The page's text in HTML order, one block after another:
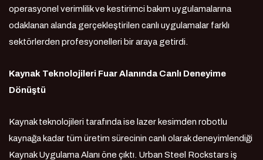
operasyonel verimlilik ve kestirimci bakım uygulamalarına
odaklanan alanda gerçekleştirilen canlı uygulamalar farklı
sektörlerden profesyonelleri bir araya getirdi.
Kaynak Teknolojileri Fuar Alanında Canlı Deneyime
Dönüştü
Kaynak teknolojileri tarafında ise lazer kesimden robotlu
kaynağa kadar tüm üretim sürecinin canlı olarak deneyimlendiği
Kaynak Uygulama Alanı öne çıktı. Urban Steel Rockstars iş